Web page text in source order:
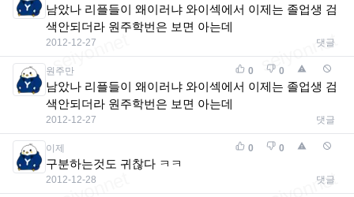
남았나 리플들이 왜이러냐 와이섹에서 이제는 졸업생 검
색안되더라 원주학번은 보면 아는데
2012-12-27 댓글
원주만 0 0
남았나 리플들이 왜이러냐 와이섹에서 이제는 졸업생 검
색안되더라 원주학번은 보면 아는데
2012-12-27 댓글
이제 0 0
구분하는것도 귀찮다 ㅋㅋ
2012-12-28 댓글